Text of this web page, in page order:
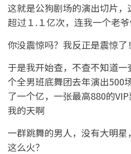
这就是公狗剧场的演出切片
超过１.１亿次，连我一个老爷
你没震惊吗？我反正是震惊了
于是我开始查，不查不知道
个全男班底舞团去年演出500
了一个亿，一张最高880的VIP
我的天啊
一群跳舞的男人，没有大明
这么火？